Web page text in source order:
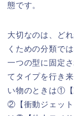
態です。
大切なのは、ど
くための分類で
一つの型に固定
てタイプを行き
い物のときは①
②【衝動ジェット